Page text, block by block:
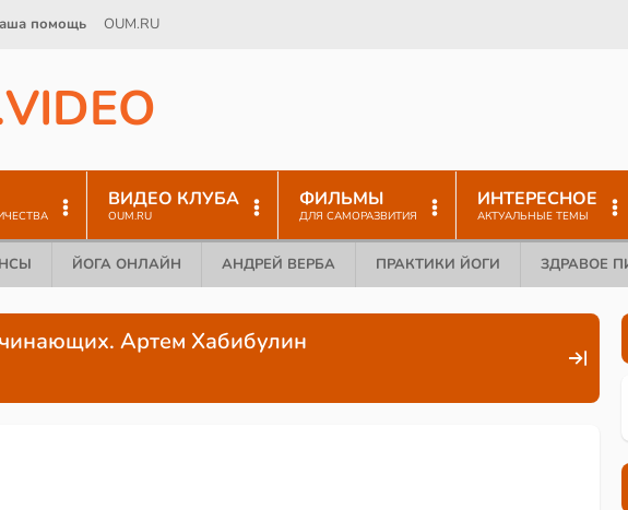
помощь OUM.RU
VIDEO
ВИДЕО КЛУБА
OUM.RU
ФИЛЬМЫ
ДЛЯ САМОРАЗВИТИЯ
ИНТЕРЕСНОЕ
АКТУАЛЬНЫЕ ТЕМЫ
ЙОГА ОНЛАЙН АНДРЕЙ ВЕРБА ПРАКТИКИ ЙОГИ ЗДРАВОЕ
Артем Хабибулин